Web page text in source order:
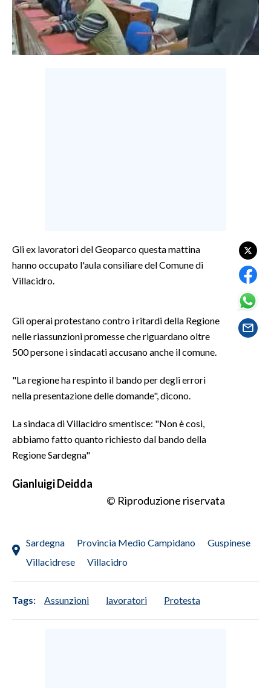
ECONOMIA
SERVIZI ALLE IMPRESE
LAVORO
ALTRI SPORT
SPETTACOLI
SALUTE
SARDEGNA TURISMO
SARDI NEL MONDO
EVENTI
3 MINUTI CON
INFO AZIENDE
Gli ex lavoratori del Geoparco questa mattina
hanno occupato l'aula consiliare del Comune di
Villacidro.
Gli operai protestano contro i ritardi della Regione
nelle riassunzioni promesse che riguardano oltre
500 persone i sindacati accusano anche il comune.
"La regione ha respinto il bando per degli errori
nella presentazione delle domande", dicono.
La sindaca di Villacidro smentisce: "Non è cosi,
abbiamo fatto quanto richiesto dal bando della
Regione Sardegna"
Gianluigi Deidda
© Riproduzione riservata
Sardegna Provincia Medio Campidano
Guspinese
Villacidrese
Villacidro
Tags: Assunzioni lavoratori Protesta